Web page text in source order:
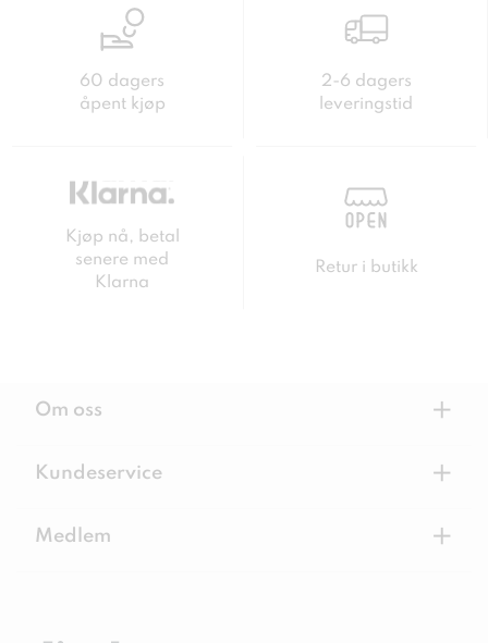
60 dagers
åpent kjøp
2-6 dagers
leveringstid
Kjøp nå, betal
senere med
Klarna
Retur i butikk
Om oss +
Kundeservice +
Medlem +